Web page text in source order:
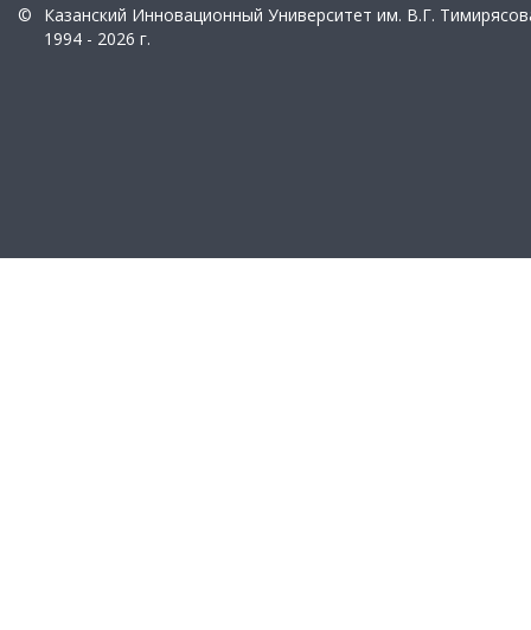
©
Казанский Инновационный Университет им. В.Г.
1994 - 2026 г.